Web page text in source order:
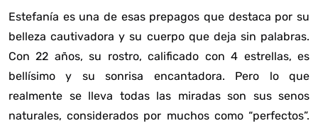
Estefanía es una de esas prepagos que destaca por su
belleza cautivadora y su cuerpo que deja sin palabras.
Con 22 años, su rostro, calificado con 4 estrellas, es
bellísimo y su sonrisa encantadora. Pero lo que
realmente se lleva todas las miradas son sus senos
naturales, considerados por muchos como “perfectos”.